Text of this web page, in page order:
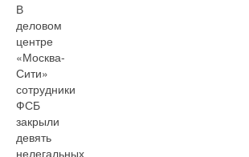
В
деловом
центре
«Москва-
Сити»
сотрудники
ФСБ
закрыли
девять
нелегальных